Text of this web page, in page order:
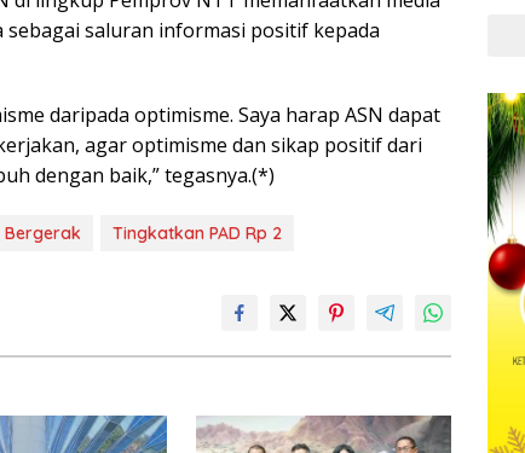
sebagai saluran informasi positif kepada
daripada optimisme. Saya harap ASN dapat
agar optimisme dan sikap positif dari
dengan baik,” tegasnya.(*)
Bergerak Tingkatkan PAD Rp 2